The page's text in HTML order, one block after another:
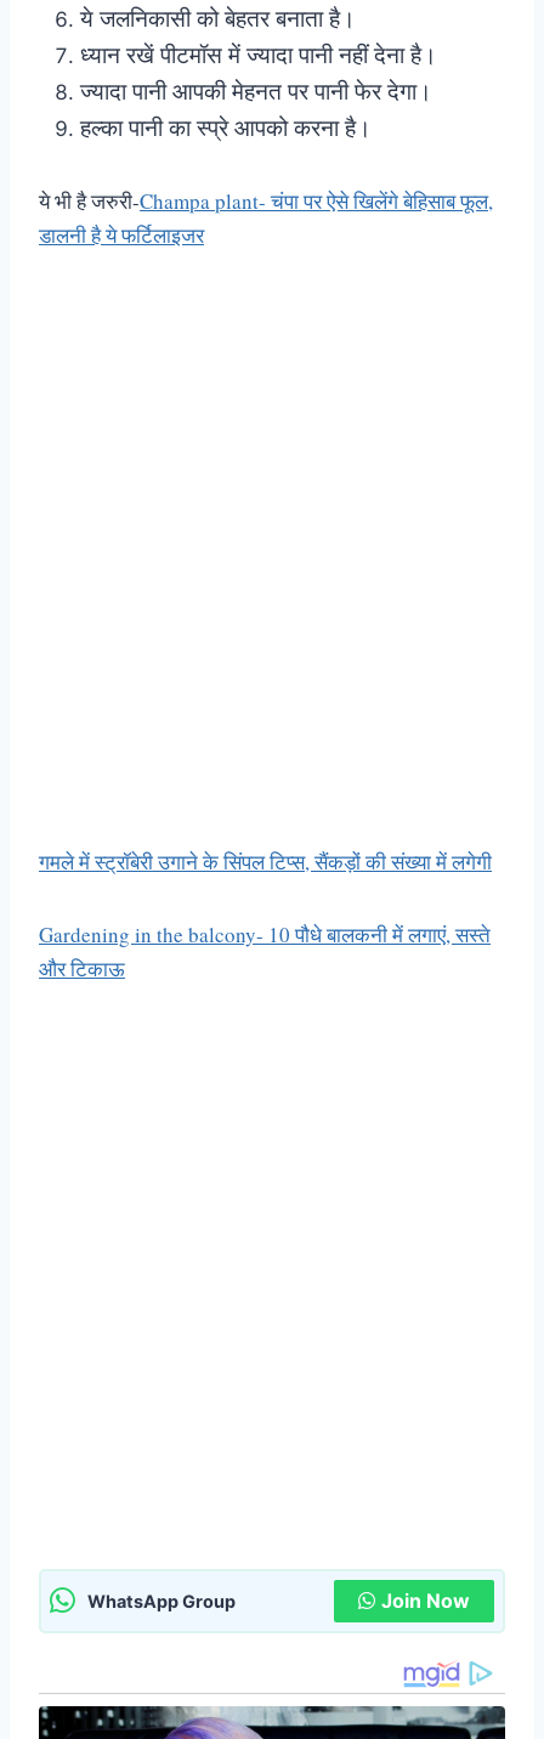
ये जलनिकासी को बेहतर बनाता है।
ध्यान रखें पीटमॉस में ज्यादा पानी नहीं देना है।
ज्यादा पानी आपकी मेहनत पर पानी फेर देगा।
हल्का पानी का स्प्रे आपको करना है।
ये भी है जरुरी-Champa plant- चंपा पर ऐसे खिलेंगे बेहिसाब फूल,
डालनी है ये फर्टिलाइजर
गमले में स्ट्रॉबेरी उगाने के सिंपल टिप्स, सैंकड़ों की संख्या में लगेगी
Gardening in the balcony- 10 पौधे बालकनी में लगाएं, सस्ते
और टिकाऊ
WhatsApp Group Join Now